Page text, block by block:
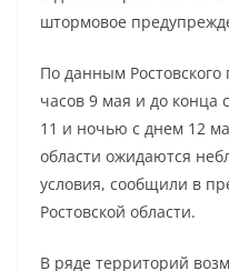
штормовое
По данным Ростовского
часов 9 мая и до конца
11 и ночью с днем 12
области ожидаются
условия, сообщили в
Ростовской области.
В ряде территорий